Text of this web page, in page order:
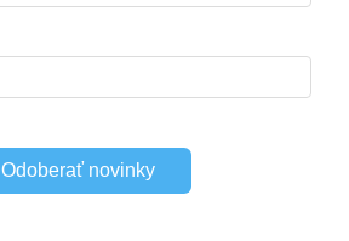
Odoberať novinky